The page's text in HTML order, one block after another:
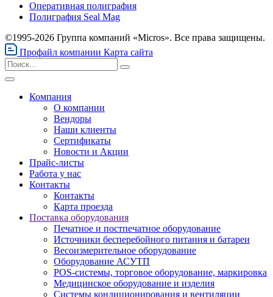
Оперативная полиграфия
Полиграфия Seal Mag
©1995-2026 Группа компаний «Micros». Все права защищены.
Профайл компании Карта сайта
Компания
О компании
Вендоры
Наши клиенты
Сертификаты
Новости и Акции
Прайс-листы
Работа у нас
Контакты
Контакты
Карта проезда
Поставка оборудования
Печатное и постпечатное оборудование
Источники бесперебойного питания и батареи
Весоизмерительное оборудование
Оборудование АСУТП
POS-системы, торговое оборудование, маркировка
Медицинское оборудование и изделия
Системы кондиционирования и вентиляции